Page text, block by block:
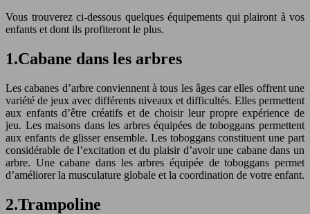
Vous trouverez ci-dessous quelques équipements qui plairont à vos
enfants et dont ils profiteront le plus.
1.Cabane dans les arbres
Les cabanes d’arbre conviennent à tous les âges car elles offrent une
variété de jeux avec différents niveaux et difficultés. Elles permettent
aux enfants d’être créatifs et de choisir leur propre expérience de
jeu. Les maisons dans les arbres équipées de toboggans permettent
aux enfants de glisser ensemble. Les toboggans constituent une part
considérable de l’excitation et du plaisir d’avoir une cabane dans un
arbre. Une cabane dans les arbres équipée de toboggans permet
d’améliorer la musculature globale et la coordination de votre enfant.
2.Trampoline